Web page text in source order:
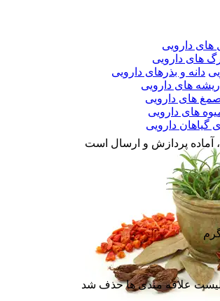
های دارویی
های دارویی
دانه و بذرهای دارویی
ریشه های دارویی
های دارویی
های دارویی
گیاهان دارویی
، آماده پردازش و ارسال است
لیست علاقه مندی ها حذف شد